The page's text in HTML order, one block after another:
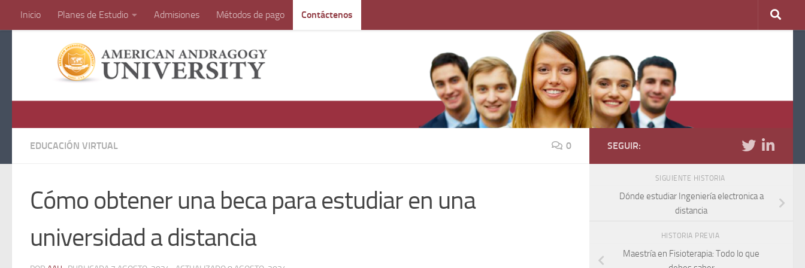
Saltar al contenido
Inicio Planes de Estudio Admisiones Métodos de pago Contáctenos
EDUCACIÓN VIRTUAL 0
Cómo obtener una beca para estudiar en una
universidad a distancia
SEGUIR:
SIGUIENTE HISTORIA
Dónde estudiar Ingeniería electronica a
distancia
HISTORIA PREVIA
Maestría en Fisioterapia: Todo lo que